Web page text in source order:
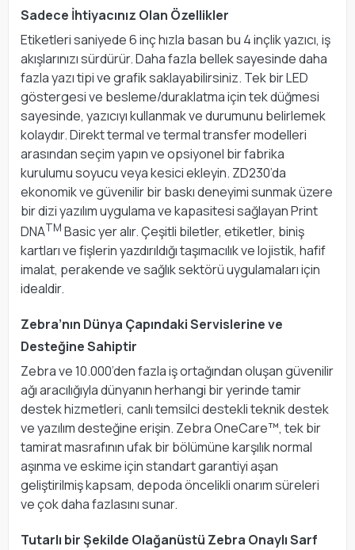
Sadece İhtiyacınız Olan Özellikler
Etiketleri saniyede 6 inç hızla basan bu 4 inçlik yazıcı, iş
akışlarınızı sürdürür. Daha fazla bellek sayesinde daha
fazla yazı tipi ve grafik saklayabilirsiniz. Tek bir LED
göstergesi ve besleme/duraklatma için tek düğmesi
sayesinde, yazıcıyı kullanmak ve durumunu belirlemek
kolaydır. Direkt termal ve termal transfer modelleri
arasından seçim yapın ve opsiyonel bir fabrika
kurulumu soyucu veya kesici ekleyin. ZD230’da
ekonomik ve güvenilir bir baskı deneyimi sunmak üzere
bir dizi yazılım uygulama ve kapasitesi sağlayan Print
DNATM Basic yer alır. Çeşitli biletler, etiketler, biniş
kartları ve fişlerin yazdırıldığı taşımacılık ve lojistik, hafif
imalat, perakende ve sağlık sektörü uygulamaları için
idealdir.
Zebra’nın Dünya Çapındaki Servislerine ve
Desteğine Sahiptir
Zebra ve 10.000’den fazla iş ortağından oluşan güvenilir
ağı aracılığıyla dünyanın herhangi bir yerinde tamir
destek hizmetleri, canlı temsilci destekli teknik destek
ve yazılım desteğine erişin. Zebra OneCare™, tek bir
tamirat masrafının ufak bir bölümüne karşılık normal
aşınma ve eskime için standart garantiyi aşan
geliştirilmiş kapsam, depoda öncelikli onarım süreleri
ve çok daha fazlasını sunar.
Tutarlı bir Şekilde Olağanüstü Zebra Onaylı Sarf